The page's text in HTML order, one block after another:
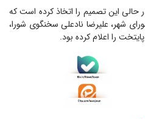
حالی این تصمیم را اتخاذ کرده است که
شهر، علیرضا نادعلی سخنگوی شورا،
را اعلام کرده بود.